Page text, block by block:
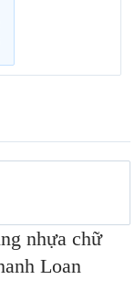
nhựa chữ
Loan